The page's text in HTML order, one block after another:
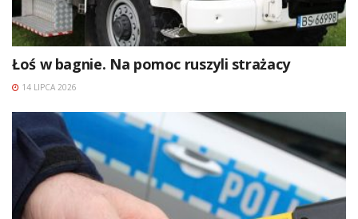
Łoś w bagnie. Na pomoc ruszyli strażacy
14 LIPCA 2026